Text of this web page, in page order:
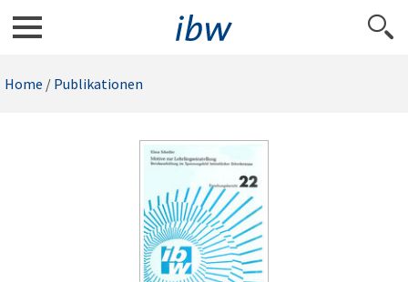
Home / Publikationen